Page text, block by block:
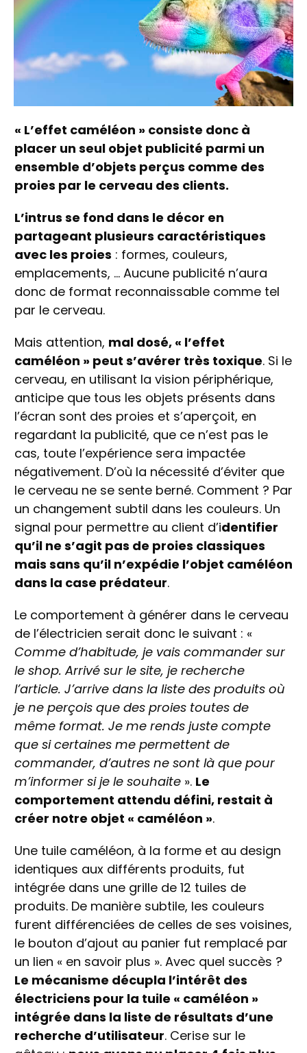
« L’effet caméléon » consiste donc à
placer un seul objet publicité parmi un
ensemble d’objets perçus comme des
proies par le cerveau des clients.
L’intrus se fond dans le décor en
partageant plusieurs caractéristiques
avec les proies : formes, couleurs,
emplacements, … Aucune publicité n’aura
donc de format reconnaissable comme tel
par le cerveau.
Mais attention, mal dosé, « l’effet
caméléon » peut s’avérer très toxique. Si le
cerveau, en utilisant la vision périphérique,
anticipe que tous les objets présents dans
l’écran sont des proies et s’aperçoit, en
regardant la publicité, que ce n’est pas le
cas, toute l’expérience sera impactée
négativement. D’où la nécessité d’éviter que
le cerveau ne se sente berné. Comment ? Par
un changement subtil dans les couleurs. Un
signal pour permettre au client d’identifier
qu’il ne s’agit pas de proies classiques
mais sans qu’il n’expédie l’objet caméléon
dans la case prédateur.
Le comportement à générer dans le cerveau
de l’électricien serait donc le suivant : «
Comme d’habitude, je vais commander sur
le shop. Arrivé sur le site, je recherche
l’article. J’arrive dans la liste des produits où
je ne perçois que des proies toutes de
même format. Je me rends juste compte
que si certaines me permettent de
commander, d’autres ne sont là que pour
m’informer si je le souhaite ». Le
comportement attendu défini, restait à
créer notre objet « caméléon ».
Une tuile caméléon, à la forme et au design
identiques aux différents produits, fut
intégrée dans une grille de 12 tuiles de
produits. De manière subtile, les couleurs
furent différenciées de celles de ses voisines,
le bouton d’ajout au panier fut remplacé par
un lien « en savoir plus ». Avec quel succès ?
Le mécanisme décupla l’intérêt des
électriciens pour la tuile « caméléon »
intégrée dans la liste de résultats d’une
recherche d’utilisateur. Cerise sur le